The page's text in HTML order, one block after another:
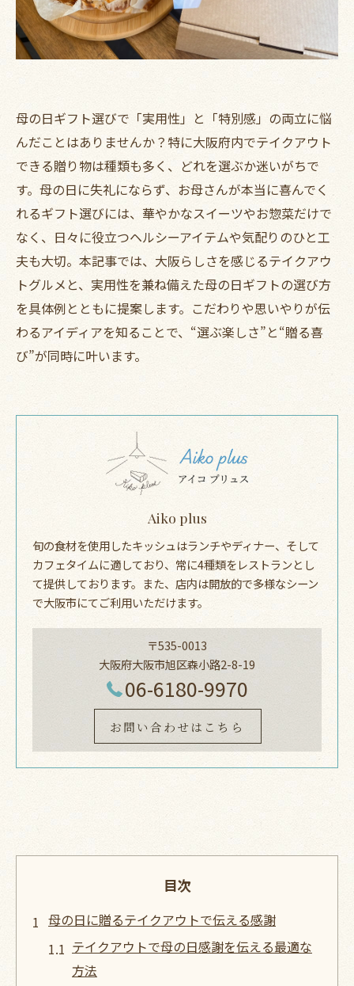
母の日ギフト選びで「実用性」と「特別感」の両立に悩
んだことはありませんか？特に大阪府内でテイクアウト
できる贈り物は種類も多く、どれを選ぶか迷いがちで
す。母の日に失礼にならず、お母さんが本当に喜んでく
れるギフト選びには、華やかなスイーツやお惣菜だけで
なく、日々に役立つヘルシーアイテムや気配りのひと工
夫も大切。本記事では、大阪らしさを感じるテイクアウ
トグルメと、実用性を兼ね備えた母の日ギフトの選び方
を具体例とともに提案します。こだわりや思いやりが伝
わるアイディアを知ることで、“選ぶ楽しさ”と“贈る喜
び”が同時に叶います。
Aiko plus
旬の食材を使用したキッシュはランチやディナー、そして
カフェタイムに適しており、常に4種類をレストランとし
て提供しております。また、店内は開放的で多様なシーン
で大阪市にてご利用いただけます。
〒535-0013
大阪府大阪市旭区森小路2-8-19
06-6180-9970
お問い合わせはこちら
目次
母の日に贈るテイクアウトで伝える感謝
テイクアウトで母の日感謝を伝える最適な
方法